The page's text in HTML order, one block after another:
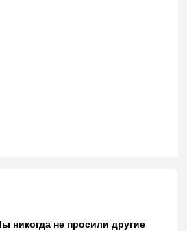
никогда не просили другие